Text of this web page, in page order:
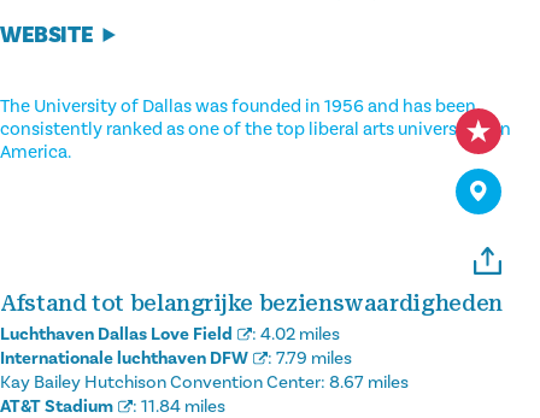
WEBSITE
The University of Dallas was founded in 1956 and has been
consistently ranked as one of the top liberal arts universities in
America.
Afstand tot belangrijke bezienswaardigheden
Luchthaven Dallas Love Field : 4.02 miles
Internationale luchthaven DFW
: 7.79 miles
Kay Bailey Hutchison Convention Center: 8.67 miles
AT&T Stadium
: 11.84 miles